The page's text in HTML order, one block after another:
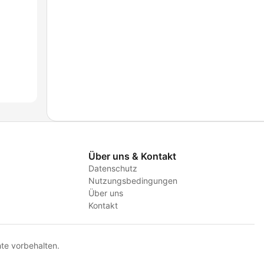
Über uns & Kontakt
Datenschutz
Nutzungsbedingungen
Über uns
Kontakt
vorbehalten.